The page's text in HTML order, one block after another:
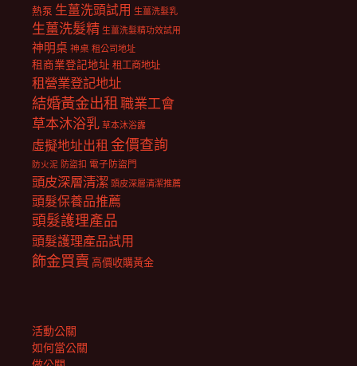
熱泵 生薑洗頭試用 生薑洗髮乳
生薑洗髮精 生薑洗髮精功效試用
神明桌 神桌 租公司地址
租商業登記地址 租工商地址
租營業登記地址
結婚黃金出租職業工會
草本沐浴乳 草本沐浴露
虛擬地址出租 金價查詢
防火泥 防盜扣 電子防盜門
頭皮深層清潔 頭皮深層清潔推薦
頭髮保養品推薦
頭髮護理產品
頭髮護理產品試用
飾金買賣 高價收購黃金
活動公關
如何當公關